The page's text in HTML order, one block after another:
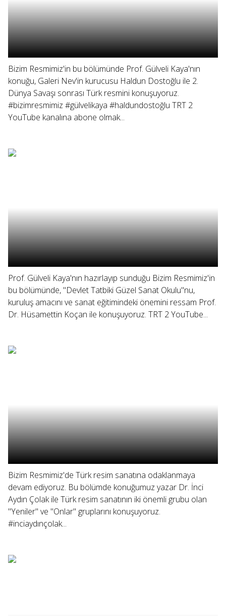
Bizim Resmimiz'in bu bölümünde Prof. Gülveli Kaya'nın
konuğu, Galeri Nev'in kurucusu Haldun Dostoğlu ile 2.
Dünya Savaşı sonrası Türk resmini konuşuyoruz.
#bizimresmimiz #gülvelikaya #haldundostoğlu TRT 2
YouTube kanalına abone olmak...
Prof. Gülveli Kaya'nın hazırlayıp sunduğu Bizim Resmimiz'in
bu bölümünde, "Devlet Tatbiki Güzel Sanat Okulu"nu,
kuruluş amacını ve sanat eğitimindeki önemini ressam Prof.
Dr. Hüsamettin Koçan ile konuşuyoruz. TRT 2 YouTube...
Bizim Resmimiz'de Türk resim sanatına odaklanmaya
devam ediyoruz. Bu bölümde konuğumuz yazar Dr. İnci
Aydın Çolak ile Türk resim sanatının iki önemli grubu olan
"Yeniler" ve "Onlar" gruplarını konuşuyoruz.
#inciaydınçolak...